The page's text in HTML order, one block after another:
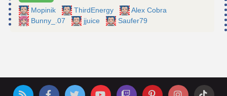
Mopinik ThirdEnergy
Alex Cobra
Bunny_.07
jjuice Saufer79